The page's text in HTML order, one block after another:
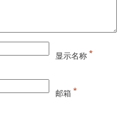
显示名称*
邮箱*